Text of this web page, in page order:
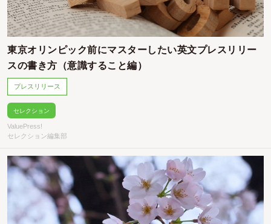
東京オリンピック前にマスターしたい英文プレスリリー
スの書き方（意識すること編）
プレスリリース
セレクション
ValuePress!
セレクション編集部